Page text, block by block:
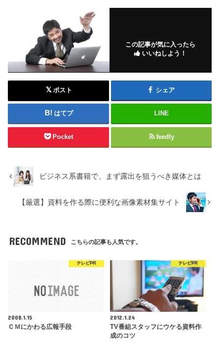
この記事が気に入ったら
いいねしよう！
ポスト シェア
はてブ LINE
Pocket feedly
ビジネス系書籍で、まず露出を狙うべき媒体とは
【厳選】資料を作る際に便利な画像素材集サイト
RECOMMEND こちらの記事も人気です。
テレビPR
2008.1.15
ＣＭにかわる広報手段
テレビPR
2012.1.24
TV番組スタッフにウケる資料作
成のコツ